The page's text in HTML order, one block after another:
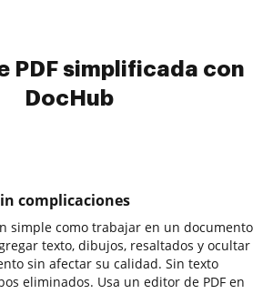
PDF simplificada con
DocHub
complicaciones
simple como trabajar en un documento
texto, dibujos, resaltados y ocultar
sin afectar su calidad. Sin texto
eliminados. Usa un editor de PDF en